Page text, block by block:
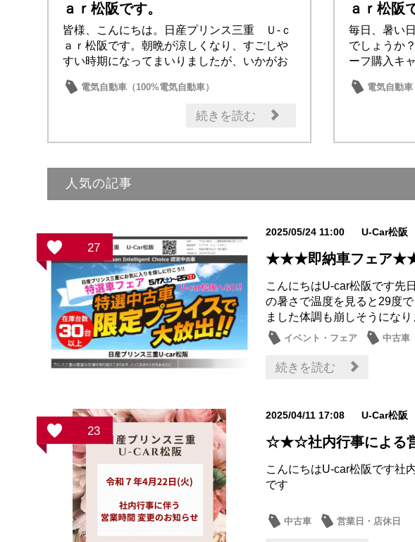
ａｒ松阪です。
皆様、こんにちは。日産プリンス三重 Ｕ‐ｃ
ａｒ松阪です。朝晩が涼しくなり、すごしや
すい時期になってまいりましたが、いかがお
電気自動車（100%電気自動車）
ミニバン・ワゴン
続きを読む
ａｒ松阪
毎日、暑い
でしょうか
ーフ購入キ
電気自動車
人気の記事
27
2025/05/24 11:00 U-Car松阪
★★★即納車フェア
こんにちはU-car松阪です先
の暑さで温度を見ると29度
ました体調も崩しそうにな
イベント・フェア 中古車
続きを読む
23
2025/04/11 17:08 U-Car松阪
☆★☆社内行事による
こんにちはU-car松阪です社
です
中古車 営業日・店休日